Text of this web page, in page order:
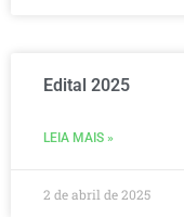
Edital 2025
LEIA MAIS »
2 de abril de 2025